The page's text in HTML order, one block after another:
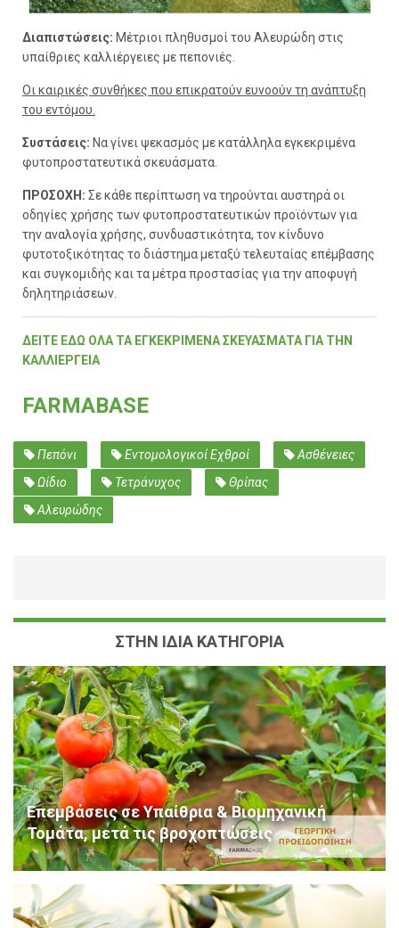
Διαπιστώσεις: Μέτριοι πληθυσμοί του Αλευρώδη στις
υπαίθριες καλλιέργειες με πεπονιές.
Oι καιρικές συνθήκες που επικρατούν ευνοούν τη ανάπτυξη
του εντόμου.
Συστάσεις: Να γίνει ψεκασμός με κατάλληλα εγκεκριμένα
φυτοπροστατευτικά σκευάσματα.
ΠΡΟΣΟΧΗ: Σε κάθε περίπτωση να τηρούνται αυστηρά οι
οδηγίες χρήσης των φυτοπροστατευτικών προϊόντων για
την αναλογία χρήσης, συνδυαστικότητα, τον κίνδυνο
φυτοτοξικότητας το διάστημα μεταξύ τελευταίας επέμβασης
και συγκομιδής και τα μέτρα προστασίας για την αποφυγή
δηλητηριάσεων.
ΔΕΙΤΕ ΕΔΩ ΟΛΑ ΤΑ ΕΓΚΕΚΡΙΜΕΝΑ ΣΚΕΥΑΣΜΑΤΑ ΓΙΑ ΤΗΝ
ΚΑΛΛΙΕΡΓΕΙΑ
FARMABASE
Πεπόνι Εντομολογικοί Εχθροί
Ασθένειες
Ωίδιο
Τετράνυχος
Θρίπας
Αλευρώδης
ΣΤΗΝ ΙΔΙΑ ΚΑΤΗΓΟΡΙΑ
Επεμβάσεις σε Υπαίθρια & Βιομηχανική
Τομάτα, μετά τις βροχοπτώσεις